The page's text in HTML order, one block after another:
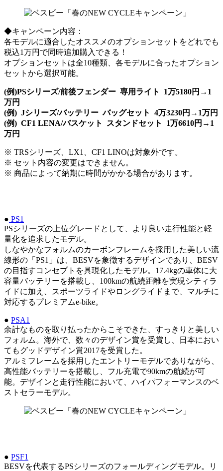
◆キャンペーン内容：
各モデルに適合したオススメのオプションセットをどれでも
税込1万円で同時追加購入できる！
オプションセットは全10種類、各モデルに合ったオプション
セットから選択可能。
(例)PSシリーズ/前後フェンダー 専⽤ライト 1万5180円→1
万円
(例) Jシリーズ/バッテリー バッグセット 4万3230円→1万円
(例) CF1 LENA/バスケット スタンドセット 1万6610円→1
万円
※ TRSシリーズ、LX1、CF1 LINOは対象外です。
※ セット内容の変更はできません。
※ 商品によって納期に時間がかかる場合があります。
● PS1
PSシリーズの上位グレードとして、より良い走行性能と軽
量化を追求したモデル。
しなやかなフォルムのカーボンフレームを採用した美しい流
線形の「PS1」は、BESVを象徴するデザインであり、BESV
の目指すコンセプトを具現化したモデル。17.4kgの車体に大
容量バッテリーを搭載し、100kmの航続距離を実現シティラ
イドに加え、スポーツライドやロングライドまで、マルチに
対応するプレミアムe-bike。
● PSA1
余計なものを取り払ったからこそできた、すっきりと美しい
フォルム。海外で、数々のデザイン賞を受賞し、日本におい
てもグッドデザイン賞2017を受賞した。
アルミフレームを採用したエントリーモデルでありながら、
高性能バッテリーを搭載し、フル充電で90kmの航続が可
能。デザインと走行性能において、ハイパフォーマンスのベ
ストセラーモデル。
● PSF1
BESVを代表するPSシリーズのフォールディングモデル。リ